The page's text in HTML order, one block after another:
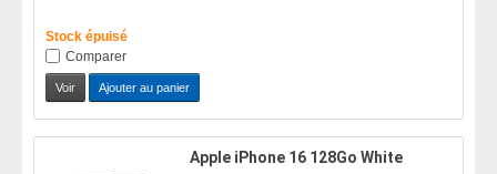
Stock épuisé
Comparer
Voir Ajouter au panier
Apple iPhone 16 128Go White